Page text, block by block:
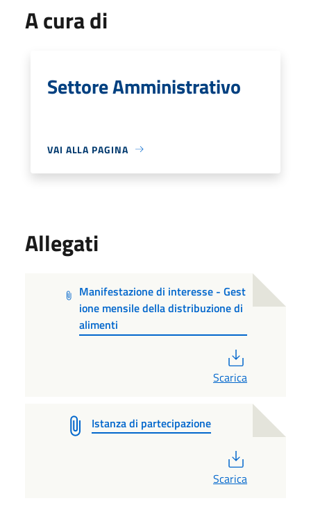
A cura di
Settore Amministrativo
VAI ALLA PAGINA
Allegati
Manifestazione di interesse - Gest
ione mensile della distribuzione di
alimenti
Scarica
Istanza di partecipazione
Scarica